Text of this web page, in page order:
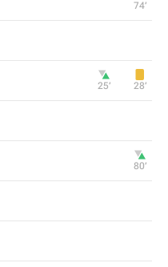
74‎’‎
25‎’‎ 28‎’‎
80‎’‎